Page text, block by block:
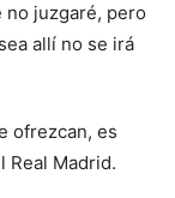
no juzgaré, pero
allí no se irá
ofrezcan, es
Real Madrid.